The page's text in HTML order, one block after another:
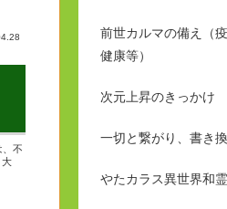
、不
大
前世カルマの備え（
健康等）
次元上昇のきっかけ
一切と繋がり、書き
やたカラス異世界和